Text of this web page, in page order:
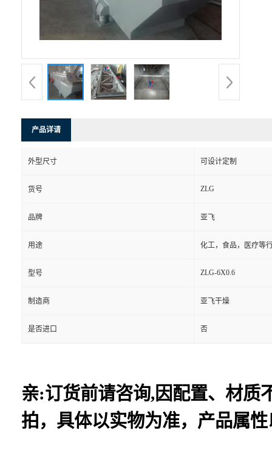
产品详请
外型尺寸 可设计定制
货号 ZLG
品牌 亚飞
用途 化工，食品，医疗等
型号 ZLG-6X0.6
制造商 亚飞干燥
是否进口 否
亲:订货前请咨询,因配置、材质
拍，具体以实物为准，产品属